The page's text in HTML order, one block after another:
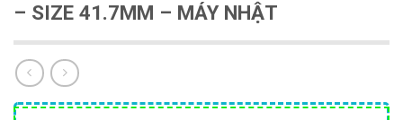
– SIZE 41.7MM – MÁY NHẬT